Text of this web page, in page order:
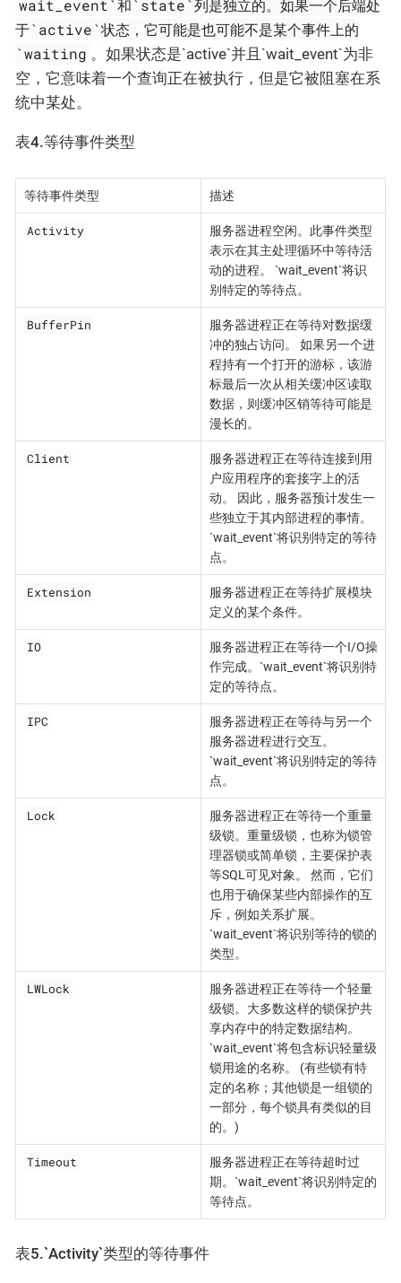
wait_event`和`state`列是独立的。如果一个后端处
于`active`状态，它可能是也可能不是某个事件上的
`waiting 。如果状态是`active`并且`wait_event`为非
空，它意味着一个查询正在被执行，但是它被阻塞在系
统中某处。
表4.等待事件类型
等待事件类型 描述
Activity
服务器进程空闲。此事件类型
表示在其主处理循环中等待活
动的进程。 `wait_event`将识
别特定的等待点。
BufferPin
服务器进程正在等待对数据缓
冲的独占访问。 如果另一个进
程持有一个打开的游标，该游
标最后一次从相关缓冲区读取
数据，则缓冲区销等待可能是
漫长的。
Client
服务器进程正在等待连接到用
户应用程序的套接字上的活
动。 因此，服务器预计发生一
些独立于其内部进程的事情。
`wait_event`将识别特定的等待
点。
Extension
服务器进程正在等待扩展模块
定义的某个条件。
IO
服务器进程正在等待一个I/O操
作完成。`wait_event`将识别特
定的等待点。
IPC
服务器进程正在等待与另一个
服务器进程进行交互。
`wait_event`将识别特定的等待
点。
Lock
服务器进程正在等待一个重量
级锁。重量级锁，也称为锁管
理器锁或简单锁，主要保护表
等SQL可见对象。 然而，它们
也用于确保某些内部操作的互
斥，例如关系扩展。
`wait_event`将识别等待的锁的
类型。
LWLock
服务器进程正在等待一个轻量
级锁。大多数这样的锁保护共
享内存中的特定数据结构。
`wait_event`将包含标识轻量级
锁用途的名称。 (有些锁有特
定的名称；其他锁是一组锁的
一部分，每个锁具有类似的目
的。)
Timeout
服务器进程正在等待超时过
期。`wait_event`将识别特定的
等待点。
表5.`Activity`类型的等待事件